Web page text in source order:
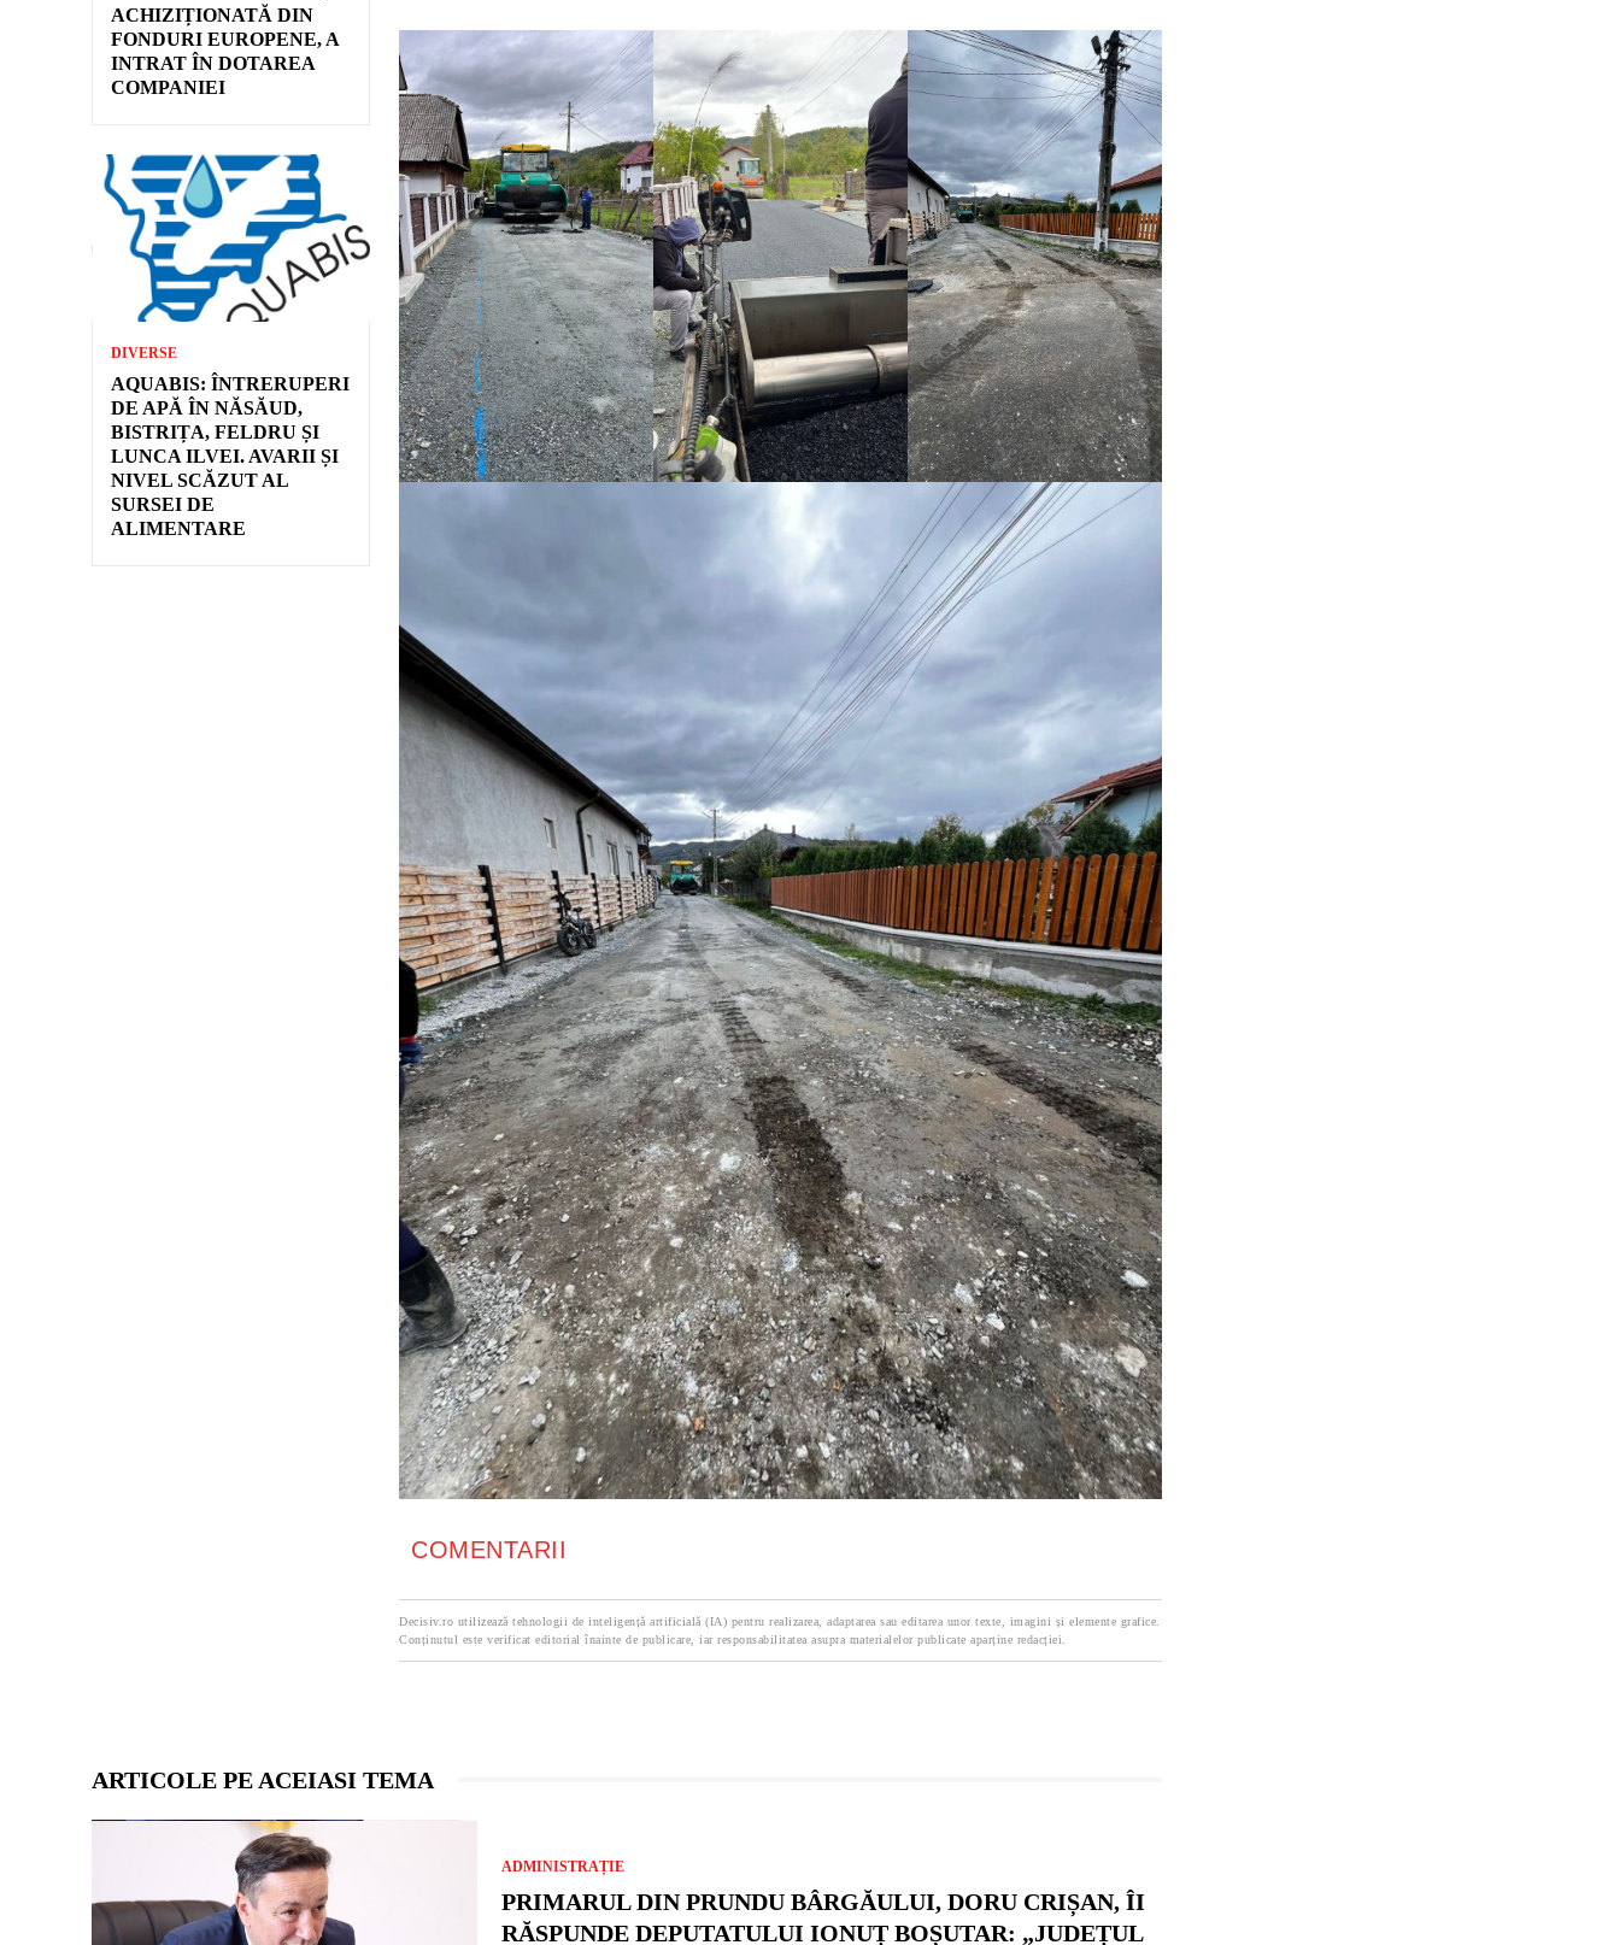
ACHIZIȚIONATĂ DIN
FONDURI EUROPENE, A
INTRAT ÎN DOTAREA
COMPANIEI
DIVERSE
AQUABIS: ÎNTRERUPERI
DE APĂ ÎN NĂSĂUD,
BISTRIȚA, FELDRU ȘI
LUNCA ILVEI. AVARII ȘI
NIVEL SCĂZUT AL
SURSEI DE
ALIMENTARE
COMENTARII
Decisiv.ro utilizează tehnologii de inteligență artificială (IA) pentru realizarea, adaptarea sau editarea unor texte, imagini și elemente grafice.
Conținutul este verificat editorial înainte de publicare, iar responsabilitatea asupra materialelor publicate aparține redacției.
ARTICOLE PE ACEIASI TEMA
ADMINISTRAȚIE
PRIMARUL DIN PRUNDU BÂRGĂULUI, DORU CRIȘAN, ÎI
RĂSPUNDE DEPUTATULUI IONUȚ BOȘUTAR: „JUDEȚUL